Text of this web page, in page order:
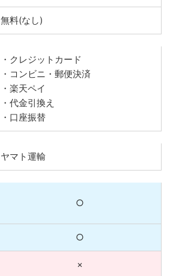
無料(なし)
・クレジットカード
・コンビニ・郵便決済
・楽天ペイ
・代金引換え
・口座振替
ヤマト運輸
○
○
×